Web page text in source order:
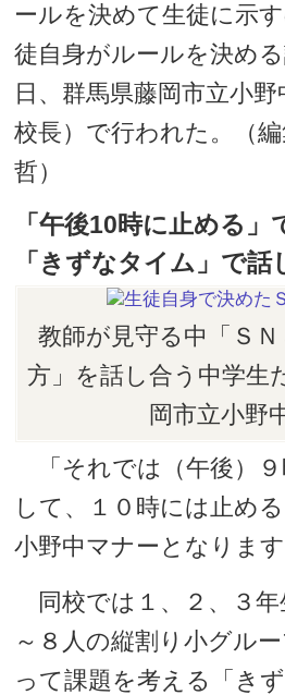
ールを決めて生徒に示
徒自身がルールを決め
日、群馬県藤岡市立小
校長）で行われた。（
哲）
「午後10時に止める」
「きずなタイム」で話
教師が見守る中「Ｓ
方」を話し合う中学生
岡市立小野
「それでは（午後）９
して、１０時には止め
小野中マナーとなります
同校では１、２、３年
～８人の縦割り小グル
って課題を考える「き